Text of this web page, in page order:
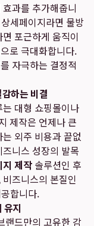
과를 추가해줍니
세페이지라면 물방
포근하게 움직이
로 극대화합니다.
자극하는 결정적
하는 비결
대형 쇼핑몰이나
제작은 언제나 큰
외주 비용과 끝없
니스 성장의 발목
제작 솔루션인 후
즈니스의 본질인
합니다.
유지
랜드만의 고유한 감